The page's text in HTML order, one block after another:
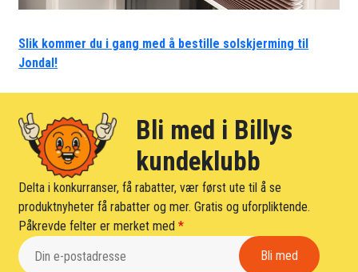
Slik kommer du i gang med å bestille solskjerming til
Jondal!
Bli med i Billys
kundeklubb
Delta i konkurranser, få rabatter, vær først ute til å se
produktnyheter få rabatter og mer. Gratis og uforpliktende.
Påkrevde felter er merket med*